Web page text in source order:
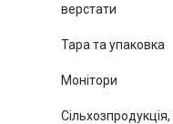
верстати
Тара та упаковка
Монітори
Сільхозпродукція,